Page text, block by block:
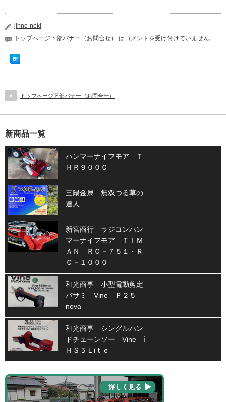
jinno-noki
トップページ下部バナー（お問合せ） はコメントを受け付けていません。
トップページ下部バナー（お問合せ）
新商品一覧
ハンマーナイフモア Ｔ
ＨＲ９００Ｃ
三陽金属 無双つる草の
達人
新宮商行 ラジコンハン
マーナイフモア ＴＩＭ
ＡＮ ＲＣ－７５１・Ｒ
Ｃ－１０００
和光商事 小型電動剪定
バサミ Vine Ｐ２５
nova
和光商事 シングルハン
ドチェーンソー Vine ⅰ
ＨＳ５Ｌiｔｅ